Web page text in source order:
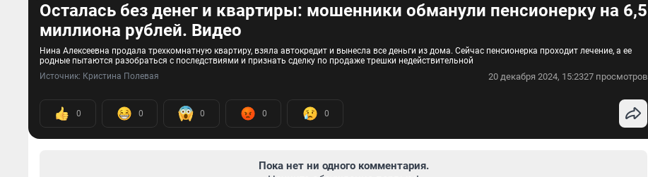
Осталась без денег и квартиры: мошенники обманули пенсионерку на 6,5
миллиона рублей. Видео
Нина Алексеевна продала трехкомнатную квартиру, взяла автокредит и вынесла все деньги из дома. Сейчас пенсионерка проходит лечение, а ее
родные пытаются разобраться с последствиями и признать сделку по продаже трешки недействительной
Источник: Кристина Полевая 20 декабря 2024, 15:2327 просмотров
0 0 0 0 0
Пока нет ни одного комментария.